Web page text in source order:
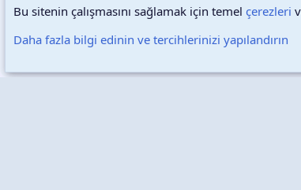
Türkçe (TR) Çerezler
Bu sitenin çalışmasını sağlamak için temel çerezleri
Daha fazla bilgi edinin ve tercihlerinizi yapılandırın